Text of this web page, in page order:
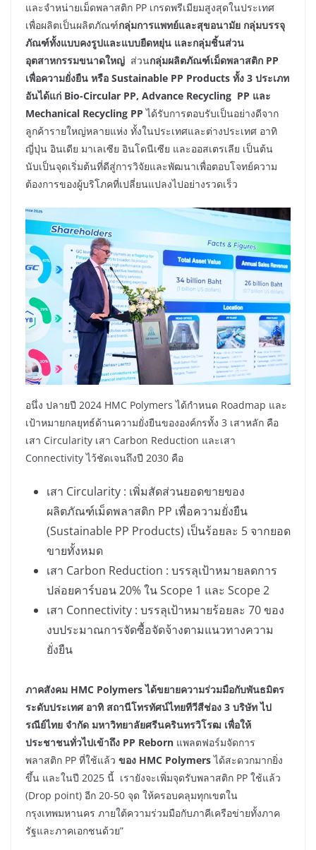
และจำหน่ายเม็ดพลาสติก PP เกรดพรีเมียมสูงสุดในประเทศ
เพื่อผลิตเป็นผลิตภัณฑ์กลุ่มการแพทย์และสุขอนามัย กลุ่มบรรจุ
ภัณฑ์ทั้งแบบคงรูปและแบบยืดหยุ่น และกลุ่มชิ้นส่วน
อุตสาหกรรมขนาดใหญ่ ส่วนกลุ่มผลิตภัณฑ์เม็ดพลาสติก PP
เพื่อความยั่งยืน หรือ Sustainable PP Products ทั้ง 3 ประเภท
อันได้แก่ Bio-Circular PP, Advance Recycling PP และ
Mechanical Recycling PPได้รับการตอบรับเป็นอย่างดีจาก
ลูกค้ารายใหญ่หลายแห่ง ทั้งในประเทศและต่างประเทศ อาทิ
ญี่ปุ่น อินเดีย มาเลเซีย อินโดนีเซีย และออสเตรเลีย เป็นต้น
นับเป็นจุดเริ่มต้นที่ดีสู่การวิจัยและพัฒนาเพื่อตอบโจทย์ความ
ต้องการของผู้บริโภคที่เปลี่ยนแปลงไปอย่างรวดเร็ว
อนึ่ง ปลายปี 2024 HMC Polymers ได้กำหนด Roadmap และ
เป้าหมายกลยุทธ์ด้านความยั่งยืนขององค์กรทั้ง 3 เสาหลัก คือ
เสา Circularity เสา Carbon Reduction และเสา
Connectivity ไว้ชัดเจนถึงปี 2030 คือ
เสา Circularity : เพิ่มสัดส่วนยอดขายของ
ผลิตภัณฑ์เม็ดพลาสติก PP เพื่อความยั่งยืน
(Sustainable PP Products) เป็นร้อยละ 5 จากยอด
ขายทั้งหมด
เสา Carbon Reduction : บรรลุเป้าหมายลดการ
ปล่อยคาร์บอน 20% ใน Scope 1 และ Scope 2
เสา Connectivity : บรรลุเป้าหมายร้อยละ 70 ของ
งบประมาณการจัดซื้อจัดจ้างตามแนวทางความ
ยั่งยืน
ภาคสังคม HMC Polymers ได้ขยายความร่วมมือกับพันธมิตร
ระดับประเทศ อาทิ สถานีโทรทัศน์ไทยทีวีสีช่อง 3 บริษัท ไป
รณีย์ไทย จำกัด มหาวิทยาลัยศรีนครินทรวิโรฒ เพื่อให้
ประชาชนทั่วไปเข้าถึง PP Reborn แพลตฟอร์มจัดการ
พลาสติก PP ที่ใช้แล้ว ของ HMC Polymersได้สะดวกมากยิ่ง
ขึ้น และในปี 2025 นี้ เรายังจะเพิ่มจุดรับพลาสติก PP ใช้แล้ว
(Drop point) อีก 20-50 จุด ให้ครอบคลุมทุกเขตใน
กรุงเทพมหานคร ภายใต้ความร่วมมือกับภาคีเครือข่ายทั้งภาค
รัฐและภาคเอกชนด้วย”